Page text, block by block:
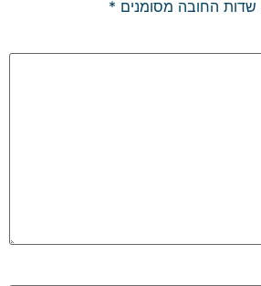
שדות החובה מסומנים *